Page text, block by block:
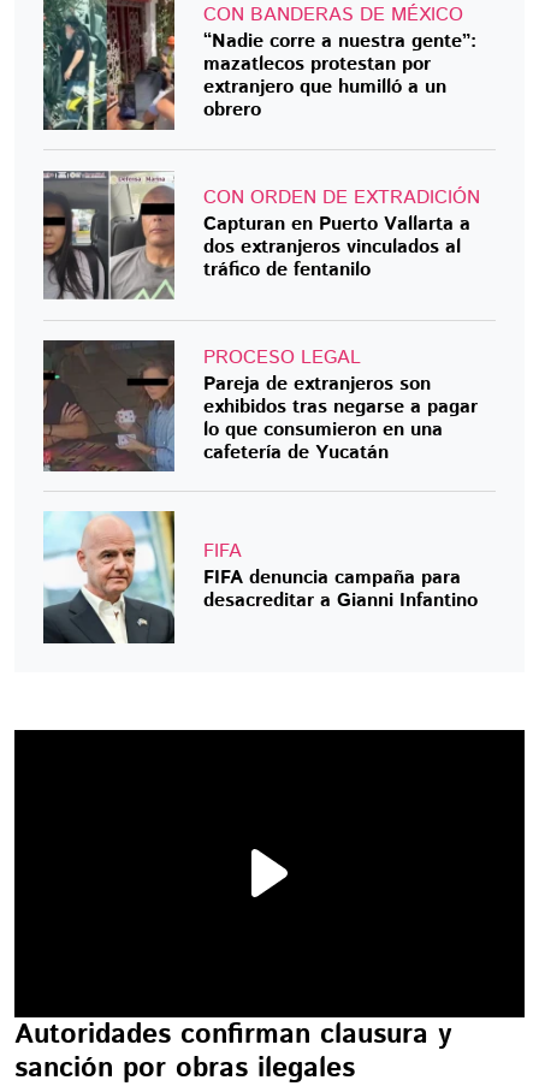
CON BANDERAS DE MÉXICO
“Nadie corre a nuestra gente”:
mazatlecos protestan por
extranjero que humilló a un
obrero
CON ORDEN DE EXTRADICIÓN
Capturan en Puerto Vallarta a
dos extranjeros vinculados al
tráfico de fentanilo
PROCESO LEGAL
Pareja de extranjeros son
exhibidos tras negarse a pagar
lo que consumieron en una
cafetería de Yucatán
FIFA
FIFA denuncia campaña para
desacreditar a Gianni Infantino
Autoridades confirman clausura y
sanción por obras ilegales